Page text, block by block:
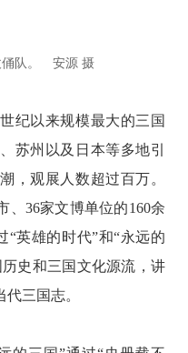
俑队。 安源 摄
纪以来规模最大的三国
苏州以及日本等多地引
，观展人数超过百万。
、36家文博单位的160余
“英雄的时代”和“永远的
史和三国文化源流，讲
三国志。